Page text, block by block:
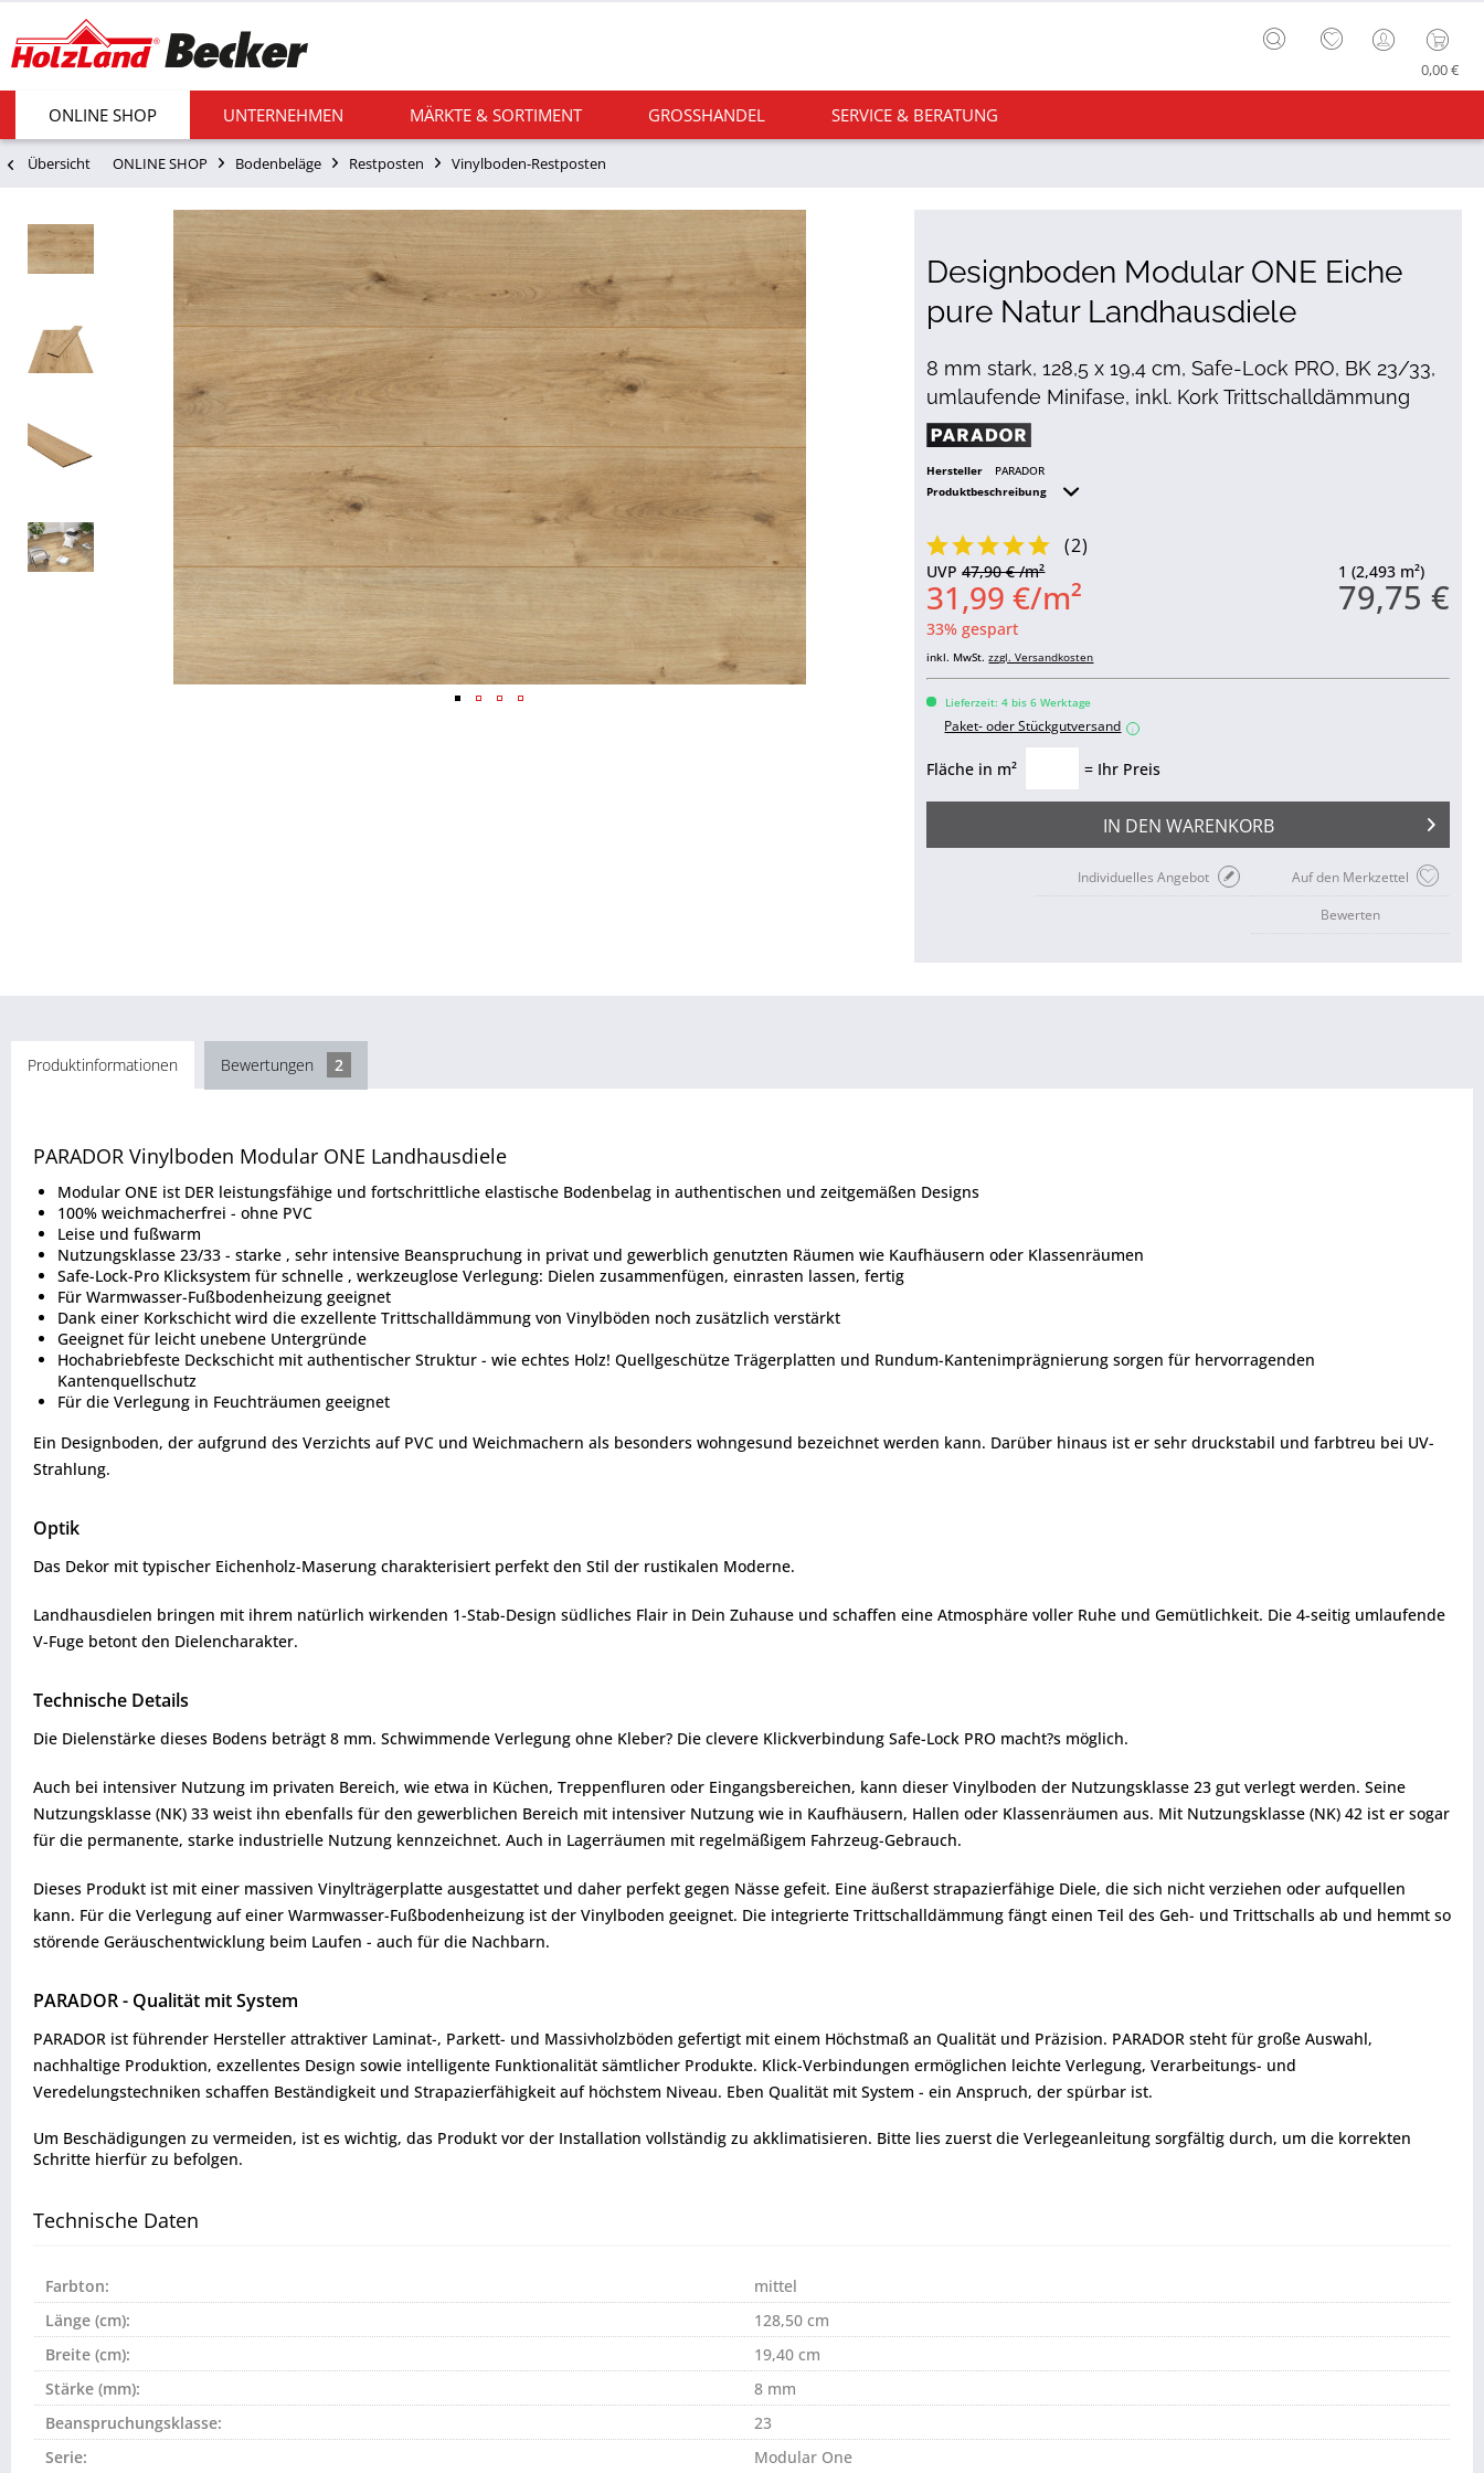
0,00 €
ONLINE SHOP UNTERNEHMEN MÄRKTE & SORTIMENT GROSSHANDEL SERVICE & BERATUNG
Übersicht ONLINE SHOP Bodenbeläge Restposten Vinylboden-Restposten
Designboden Modular ONE Eiche
pure Natur Landhausdiele
8 mm stark, 128,5 x 19,4 cm, Safe-Lock PRO, BK 23/33,
umlaufende Minifase, inkl. Kork Trittschalldämmung
Hersteller
PARADOR
Produktbeschreibung
(2)
1 (2,493 m²)
79,75 €
UVP47,90 € /m²
31,99 €/m²
33% gespart
inkl. MwSt.zzgl. Versandkosten
Lieferzeit: 4 bis 6 Werktage
Paket- oder Stückgutversand i
Fläche in m² = Ihr Preis
IN DEN WARENKORB
Auf den Merkzettel
Individuelles Angebot
Bewerten
Produktinformationen Bewertungen 2
PARADOR Vinylboden Modular ONE Landhausdiele
Modular ONE ist DER leistungsfähige und fortschrittliche elastische Bodenbelag in authentischen und zeitgemäßen Designs
100% weichmacherfrei - ohne PVC
Leise und fußwarm
Nutzungsklasse 23/33 - starke , sehr intensive Beanspruchung in privat und gewerblich genutzten Räumen wie Kaufhäusern oder Klassenräumen
Safe-Lock-Pro Klicksystem für schnelle , werkzeuglose Verlegung: Dielen zusammenfügen, einrasten lassen, fertig
Für Warmwasser-Fußbodenheizung geeignet
Dank einer Korkschicht wird die exzellente Trittschalldämmung von Vinylböden noch zusätzlich verstärkt
Geeignet für leicht unebene Untergründe
Hochabriebfeste Deckschicht mit authentischer Struktur - wie echtes Holz! Quellgeschütze Trägerplatten und Rundum-Kantenimprägnierung sorgen für hervorragenden
Kantenquellschutz
Für die Verlegung in Feuchträumen geeignet
Ein Designboden, der aufgrund des Verzichts auf PVC und Weichmachern als besonders wohngesund bezeichnet werden kann. Darüber hinaus ist er sehr druckstabil und farbtreu bei UV-
Strahlung.
Optik
Das Dekor mit typischer Eichenholz-Maserung charakterisiert perfekt den Stil der rustikalen Moderne.
Landhausdielen bringen mit ihrem natürlich wirkenden 1-Stab-Design südliches Flair in Dein Zuhause und schaffen eine Atmosphäre voller Ruhe und Gemütlichkeit. Die 4-seitig umlaufende
V-Fuge betont den Dielencharakter.
Technische Details
Die Dielenstärke dieses Bodens beträgt 8 mm. Schwimmende Verlegung ohne Kleber? Die clevere Klickverbindung Safe-Lock PRO macht?s möglich.
Auch bei intensiver Nutzung im privaten Bereich, wie etwa in Küchen, Treppenfluren oder Eingangsbereichen, kann dieser Vinylboden der Nutzungsklasse 23 gut verlegt werden. Seine
Nutzungsklasse (NK) 33 weist ihn ebenfalls für den gewerblichen Bereich mit intensiver Nutzung wie in Kaufhäusern, Hallen oder Klassenräumen aus. Mit Nutzungsklasse (NK) 42 ist er sogar
für die permanente, starke industrielle Nutzung kennzeichnet. Auch in Lagerräumen mit regelmäßigem Fahrzeug-Gebrauch.
Dieses Produkt ist mit einer massiven Vinylträgerplatte ausgestattet und daher perfekt gegen Nässe gefeit. Eine äußerst strapazierfähige Diele, die sich nicht verziehen oder aufquellen
kann. Für die Verlegung auf einer Warmwasser-Fußbodenheizung ist der Vinylboden geeignet. Die integrierte Trittschalldämmung fängt einen Teil des Geh- und Trittschalls ab und hemmt so
störende Geräuschentwicklung beim Laufen - auch für die Nachbarn.
PARADOR - Qualität mit System
PARADOR ist führender Hersteller attraktiver Laminat-, Parkett- und Massivholzböden gefertigt mit einem Höchstmaß an Qualität und Präzision. PARADOR steht für große Auswahl,
nachhaltige Produktion, exzellentes Design sowie intelligente Funktionalität sämtlicher Produkte. Klick-Verbindungen ermöglichen leichte Verlegung, Verarbeitungs- und
Veredelungstechniken schaffen Beständigkeit und Strapazierfähigkeit auf höchstem Niveau. Eben Qualität mit System - ein Anspruch, der spürbar ist.
Um Beschädigungen zu vermeiden, ist es wichtig, das Produkt vor der Installation vollständig zu akklimatisieren. Bitte lies zuerst die Verlegeanleitung sorgfältig durch, um die korrekten
Schritte hierfür zu befolgen.
Technische Daten
Farbton:
mittel
Länge (cm):
128,50 cm
Breite (cm):
19,40 cm
Stärke (mm):
8 mm
Beanspruchungsklasse:
23
Serie:
Modular One